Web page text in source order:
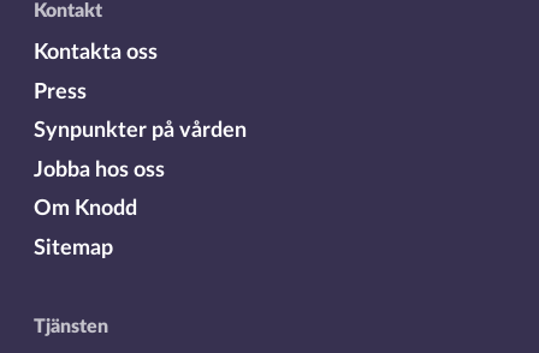
Kontakt
Kontakta oss
Press
Synpunkter på vården
Jobba hos oss
Om Knodd
Sitemap
Tjänsten